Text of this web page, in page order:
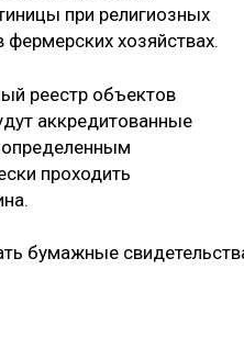
при религиозных
хозяйствах.
реестр объектов
аккредитованные
определенным
проходить
бумажные